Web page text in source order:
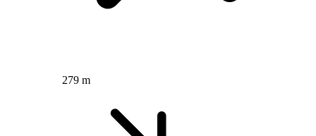
279 m